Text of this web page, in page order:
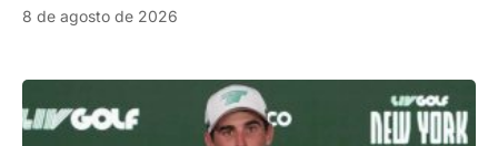
8 de agosto de 2026